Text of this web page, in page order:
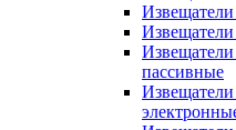
пассивные